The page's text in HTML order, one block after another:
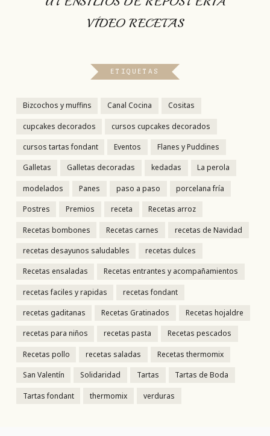
VÍDEO RECETAS
ETIQUETAS
Bizcochos y muffins Canal Cocina Cositas
cupcakes decorados cursos cupcakes decorados
cursos tartas fondant Eventos Flanes y Puddines
Galletas Galletas decoradas kedadas La perola
modelados Panes paso a paso porcelana fría
Postres Premios receta Recetas arroz
Recetas bombones Recetas carnes recetas de Navidad
recetas desayunos saludables recetas dulces
Recetas ensaladas Recetas entrantes y acompañamientos
recetas faciles y rapidas recetas fondant
recetas gaditanas Recetas Gratinados Recetas hojaldre
recetas para niños recetas pasta Recetas pescados
Recetas pollo recetas saladas Recetas thermomix
San Valentín Solidaridad Tartas Tartas de Boda
Tartas fondant thermomix verduras